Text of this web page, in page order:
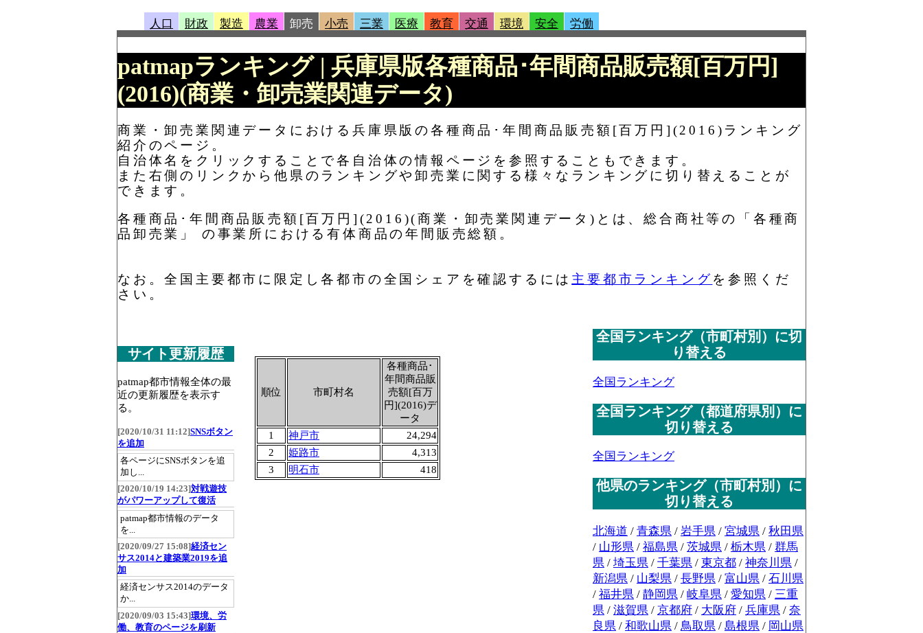
人口 財政 製造 農業 卸売 小売 三業 医療 教育 交通 環境 安全 労働
patmapランキング | 兵庫県版各種商品･年間商品販売額[百万円]
(2016)(商業・卸売業関連データ)
商業・卸売業関連データにおける兵庫県版の各種商品･年間商品販売額[百万円](2016)ランキング
紹介のページ。
自治体名をクリックすることで各自治体の情報ページを参照することもできます。
また右側のリンクから他県のランキングや卸売業に関する様々なランキングに切り替えることが
できます。
各種商品･年間商品販売額[百万円](2016)(商業・卸売業関連データ)とは、総合商社等の「各種商
品卸売業」 の事業所における有体商品の年間販売総額。
なお。全国主要都市に限定し各都市の全国シェアを確認するには 主要都市ランキングを参照くだ
さい。
順位 市町村名
各種商品･
年間商品販
売額[百万
円](2016)デ
ータ
1
神戸市
24,294
2
姫路市
4,313
3
明石市 418
サイト更新履歴
patmap都市情報全体の最
近の更新履歴を表示す
る。
[2020/10/31 11:12]SNSボタン
を追加
各ページにSNSボタンを追
加し...
[2020/10/19 14:23]対戦遊技
がパワーアップして復活
patmap都市情報のデータ
を...
[2020/09/27 15:08]経済セン
サス2014と建築業2019を追
加
経済センサス2014のデータ
か...
[2020/09/03 15:43]環境、労
働、教育のページを刷新
全国ランキング（市町村別）に切
り替える
全国ランキング
全国ランキング（都道府県別）に
切り替える
全国ランキング
他県のランキング（市町村別）に
切り替える
北海道 / 青森県 / 岩手県 / 宮城県 / 秋田県
/ 山形県 / 福島県 / 茨城県 / 栃木県 / 群馬
県 / 埼玉県 / 千葉県 / 東京都 / 神奈川県 /
新潟県 / 山梨県 / 長野県 / 富山県 / 石川県
/ 福井県 / 静岡県 / 岐阜県 / 愛知県 / 三重
県 / 滋賀県 / 京都府 / 大阪府 / 兵庫県 / 奈
良県 / 和歌山県 / 鳥取県 / 島根県 / 岡山県